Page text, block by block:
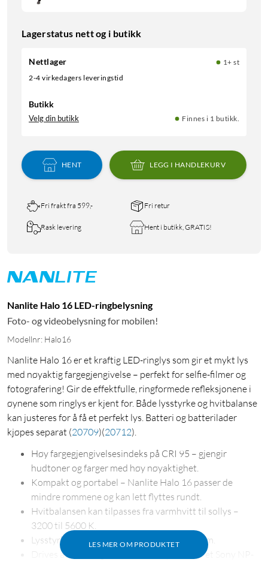
Lagerstatus nett og i butikk
Nettlager
1+ st
2-4 virkedagers leveringstid
Butikk
Velg din butikk Finnes i 1 butikk.
HENT LEGG I HANDLEKURV
Fri frakt fra 599,- Fri retur
Rask levering Hent i butikk, GRATIS!
Nanlite Halo 16 LED-ringbelysning
Foto- og videobelysning for mobilen!
Modellnr: Halo16
Nanlite Halo 16 er et kraftig LED-ringlys som gir et mykt lys
med nøyaktig fargegjengivelse – perfekt for selfie-filmer og
fotografering! Gir de effektfulle, ringformede refleksjonene i
øynene som ringlys er kjent for. Både lysstyrke og hvitbalanse
kan justeres for å få et perfekt lys. Batteri og batterilader
kjøpes separat (20709)(20712).
LES MER OM PRODUKTET
Høy fargegjengivelsesindeks på CRI 95 – gjengir
hudtoner og farger med høy nøyaktighet.
Kompakt og portabel – Nanlite Halo 16 passer de
mindre rommene og kan lett flyttes rundt.
Hvitbalansen kan tilpasses fra varmhvitt til sollys –
3200 til 5600 K.
Lysstyrken kan justeres mellom 0 og 2470 lm.
Drives av medfølgende strømadapter eller et Sony NP-